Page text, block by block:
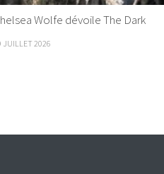
Wolfe dévoile The Dark
JUILLET 2026